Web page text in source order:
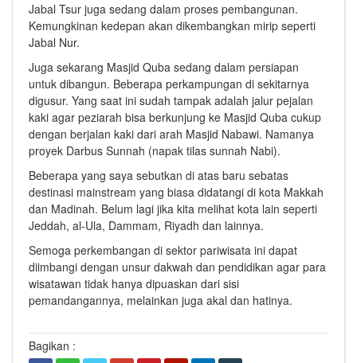
Jabal Tsur juga sedang dalam proses pembangunan.
Kemungkinan kedepan akan dikembangkan mirip seperti
Jabal Nur.
Juga sekarang Masjid Quba sedang dalam persiapan
untuk dibangun. Beberapa perkampungan di sekitarnya
digusur. Yang saat ini sudah tampak adalah jalur pejalan
kaki agar peziarah bisa berkunjung ke Masjid Quba cukup
dengan berjalan kaki dari arah Masjid Nabawi. Namanya
proyek Darbus Sunnah (napak tilas sunnah Nabi).
Beberapa yang saya sebutkan di atas baru sebatas
destinasi mainstream yang biasa didatangi di kota Makkah
dan Madinah. Belum lagi jika kita melihat kota lain seperti
Jeddah, al-Ula, Dammam, Riyadh dan lainnya.
Semoga perkembangan di sektor pariwisata ini dapat
diimbangi dengan unsur dakwah dan pendidikan agar para
wisatawan tidak hanya dipuaskan dari sisi
pemandangannya, melainkan juga akal dan hatinya.
Bagikan :